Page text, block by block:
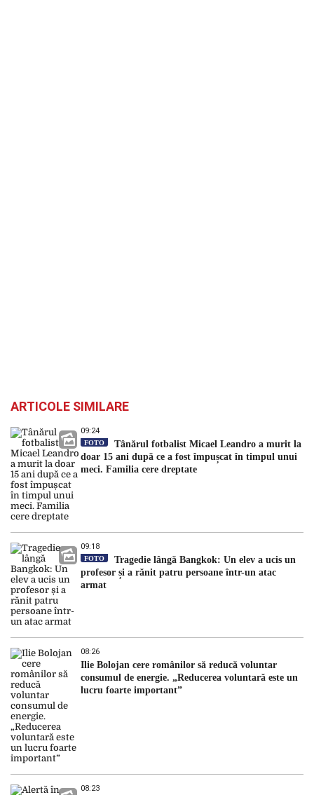
ARTICOLE SIMILARE
09:24
FOTO
Tânărul fotbalist Micael Leandro a murit la
doar 15 ani după ce a fost împușcat în timpul unui
meci. Familia cere dreptate
09:18
FOTO
Tragedie lângă Bangkok: Un elev a ucis un
profesor și a rănit patru persoane într-un atac
armat
08:26
Ilie Bolojan cere românilor să reducă voluntar
consumul de energie. „Reducerea voluntară este un
lucru foarte important”
08:23